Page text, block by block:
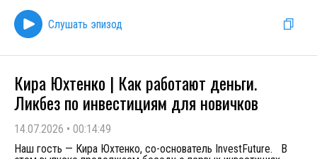
Слушать эпизод
Кира Юхтенко | Как работают деньги.
Ликбез по инвестициям для новичков
14.07.2026 • 00:14:49
Наш гость — Кира Юхтенко, со-основатель InvestFuture. В